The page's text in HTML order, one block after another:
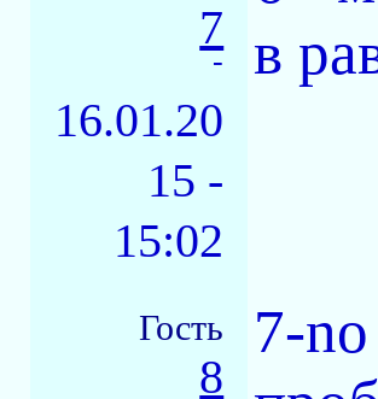
7
-
16.01.20
15 -
15:02
в
Гость
8
7-